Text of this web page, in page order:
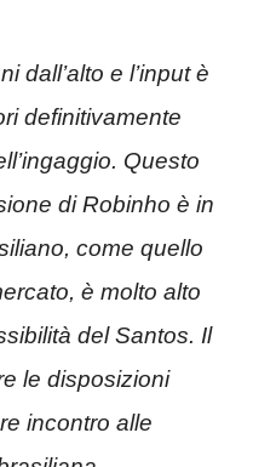
dall’alto e l’input è
definitivamente
Questo
di Robinho è in
come quello
è molto alto
del Santos. Il
le disposizioni
incontro alle